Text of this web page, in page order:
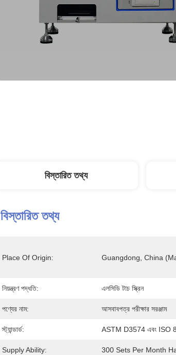
বিস্তারিত তথ্য
বিস্তারিত তথ্য
Place Of Origin: Guangdong, China
নিয়ন্ত্রণ পদ্ধতি: এলসিডি টাচ স্ক্রিন
পণ্যের নাম: আসবাবপত্র পরীক্ষার সরঞ্জাম
স্ট্যান্ডার্ড: ASTM D3574 এবং ISO
Supply Ability: 300 Sets Per Month